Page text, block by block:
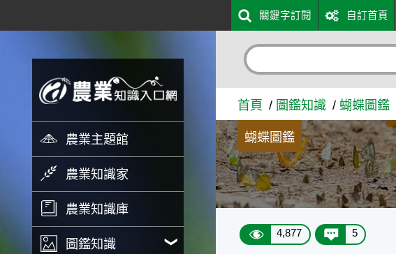
折列藍灰蝶 - 農業知識入口網
農業主題館
農業知識家
農業知識庫
圖鑑知識
關鍵字訂閱 自訂首頁
首頁 圖鑑知識 蝴蝶圖鑑
蝴蝶圖鑑
4,877 5